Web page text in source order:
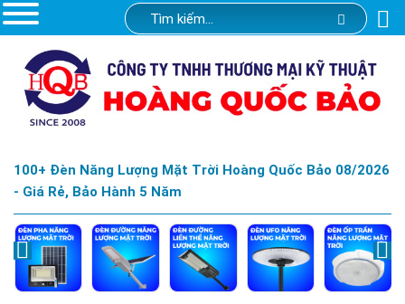
100+ Đèn Năng Lượng Mặt Trời Hoàng Quốc Bảo 08/2026
- Giá Rẻ, Bảo Hành 5 Năm